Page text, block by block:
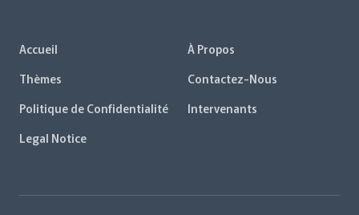
Accueil
À Propos
Thèmes
Contactez-Nous
Politique de Confidentialité
Intervenants
Legal Notice